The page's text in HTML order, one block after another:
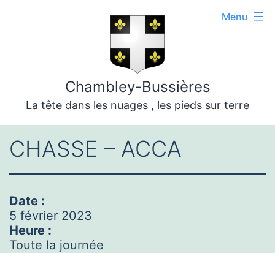
Chambley-Bussières
La tête dans les nuages , les pieds sur terre
Menu
CHASSE – ACCA
Date :
5 février 2023
Heure :
Toute la journée